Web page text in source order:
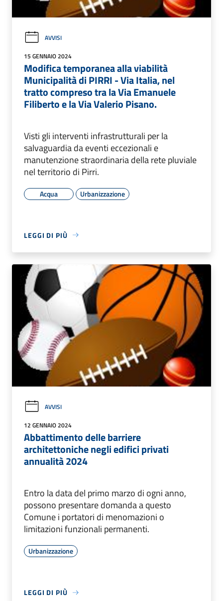
AVVISI
15 GENNAIO 2024
Modifica temporanea alla viabilità
Municipalità di PIRRI - Via Italia, nel
tratto compreso tra la Via Emanuele
Filiberto e la Via Valerio Pisano.
Visti gli interventi infrastrutturali per la
salvaguardia da eventi eccezionali e
manutenzione straordinaria della rete pluviale
nel territorio di Pirri.
Acqua Urbanizzazione
LEGGI DI PIÙ
AVVISI
12 GENNAIO 2024
Abbattimento delle barriere
architettoniche negli edifici privati
annualità 2024
Entro la data del primo marzo di ogni anno,
possono presentare domanda a questo
Comune i portatori di menomazioni o
limitazioni funzionali permanenti.
Urbanizzazione
LEGGI DI PIÙ